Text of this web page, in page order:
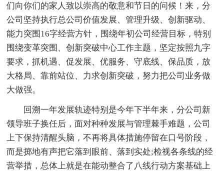
们向你们的家人致以崇高的敬意和节日的问候！来，分
公司坚持执行总公司价值发展、管理升级、创新驱动、
能力突围16字经营方针，围绕年初公司经营目标，特别
围绕变革突围、创新突破中心工作主题，坚定按照九字
要求，抓机遇、促发展、优服务、守底线、保品质，放
大格局、靠前站位、力求创新突破，努力把公司业务做
大做强。
回溯一年发展轨迹特别是今年下半年来，分公司新
领导班子换任后，面对种种发展与管理棘手难题，公司
上下保持清醒头脑，不再将具体措施停留在口号阶段，
而是掷地有声把它落到眼前、落到实处;检视各条线的经
营举措，总体上就是在能动整合了八线行动方案基础上